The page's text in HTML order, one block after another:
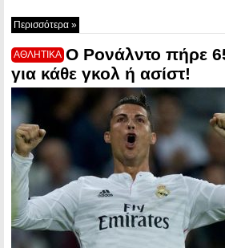
Περισσότερα »
ΑΘΛΗΤΙΚΑ Ο Ρονάλντο πήρε
για κάθε γκολ ή ασίστ!